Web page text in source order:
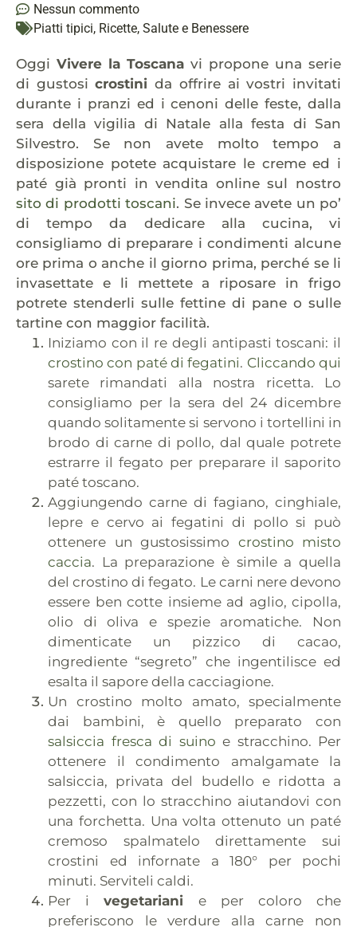
Nessun commento
Piatti tipici, Ricette, Salute e Benessere
Oggi Vivere la Toscana vi propone una serie
di gustosicrostinida offrire ai vostri invitati
durante i pranzi ed i cenoni delle feste, dalla
sera della vigilia di Natale alla festa di San
Silvestro. Se non avete molto tempo a
disposizione potete acquistare le creme ed i
paté già pronti in vendita online sul nostro
sito di prodotti toscani. Se invece avete un po’
di tempo da dedicare alla cucina, vi
consigliamo di preparare i condimenti alcune
ore prima o anche il giorno prima, perché se li
invasettate e li mettete a riposare in frigo
potrete stenderli sulle fettine di pane o sulle
tartine con maggior facilità.
Iniziamo con il re degli antipasti toscani: il
crostino con paté di fegatini. Cliccando qui
sarete rimandati alla nostra ricetta. Lo
consigliamo per la sera del 24 dicembre
quando solitamente si servono i tortellini in
brodo di carne di pollo, dal quale potrete
estrarre il fegato per preparare il saporito
paté toscano.
Aggiungendo carne di fagiano, cinghiale,
lepre e cervo ai fegatini di pollo si può
ottenere un gustosissimo crostino misto
caccia. La preparazione è simile a quella
del crostino di fegato. Le carni nere devono
essere ben cotte insieme ad aglio, cipolla,
olio di oliva e spezie aromatiche. Non
dimenticate un pizzico di cacao,
ingrediente “segreto” che ingentilisce ed
esalta il sapore della cacciagione.
Un crostino molto amato, specialmente
dai bambini, è quello preparato con
salsiccia fresca di suino e stracchino. Per
ottenere il condimento amalgamate la
salsiccia, privata del budello e ridotta a
pezzetti, con lo stracchino aiutandovi con
una forchetta. Una volta ottenuto un paté
cremoso spalmatelo direttamente sui
crostini ed infornate a 180° per pochi
minuti. Serviteli caldi.
Per i vegetariani e per coloro che
preferiscono le verdure alla carne non